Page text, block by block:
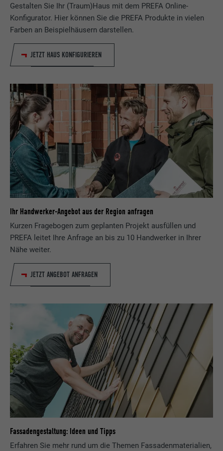
Gestalten Sie Ihr (Traum)Haus mit dem PREFA Online-
Konfigurator. Hier können Sie die PREFA Produkte in vielen
Farben an Beispielhäusern darstellen.
JETZT HAUS KONFIGURIEREN
Ihr Handwerker-Angebot aus der Region anfragen
Kurzen Fragebogen zum geplanten Projekt ausfüllen und
PREFA leitet Ihre Anfrage an bis zu 10 Handwerker in Ihrer
Nähe weiter.
JETZT ANGEBOT ANFRAGEN
Fassadengestaltung: Ideen und Tipps
Erfahren Sie mehr rund um die Themen Fassadenmaterialien,